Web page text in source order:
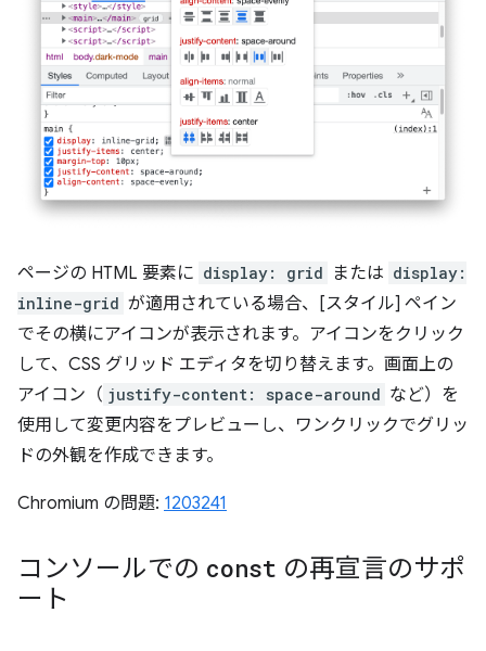
ページの HTML 要素に display: grid または display:
inline-grid が適用されている場合、[スタイル] ペイン
でその横にアイコンが表示されます。アイコンをクリック
して、CSS グリッド エディタを切り替えます。画面上の
アイコン（ justify-content: space-around など）を
使用して変更内容をプレビューし、ワンクリックでグリッ
ドの外観を作成できます。
Chromium の問題: 1203241
コンソールでの const の再宣言のサポ
ート